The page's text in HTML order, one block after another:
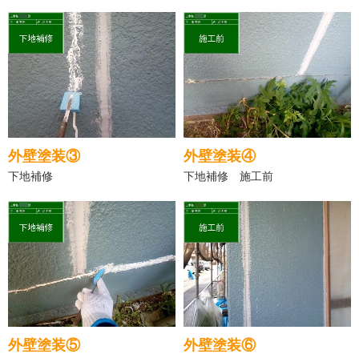
外壁塗装③
下地補修
外壁塗装④
下地補修 施工前
外壁塗装⑤ 外壁塗装⑥